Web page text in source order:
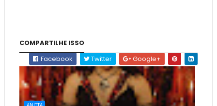
COMPARTILHE ISSO
Facebook
Twitter Google+